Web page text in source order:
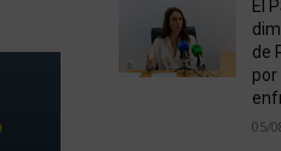
El
de
por
05/